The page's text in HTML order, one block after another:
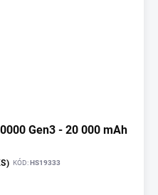
Gen3 - 20 000 mAh
KÓD:HS19333